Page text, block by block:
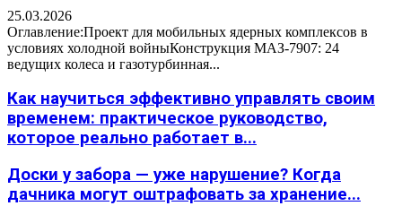
25.03.2026
Оглавление:Проект для мобильных ядерных комплексов в
условиях холодной войныКонструкция МАЗ-7907: 24
ведущих колеса и газотурбинная...
Как научиться эффективно управлять своим
временем: практическое руководство,
которое реально работает в...
Доски у забора — уже нарушение? Когда
дачника могут оштрафовать за хранение...